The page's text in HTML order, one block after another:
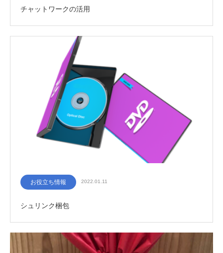
チャットワークの活用
お役立ち情報 2022.01.11
シュリンク梱包